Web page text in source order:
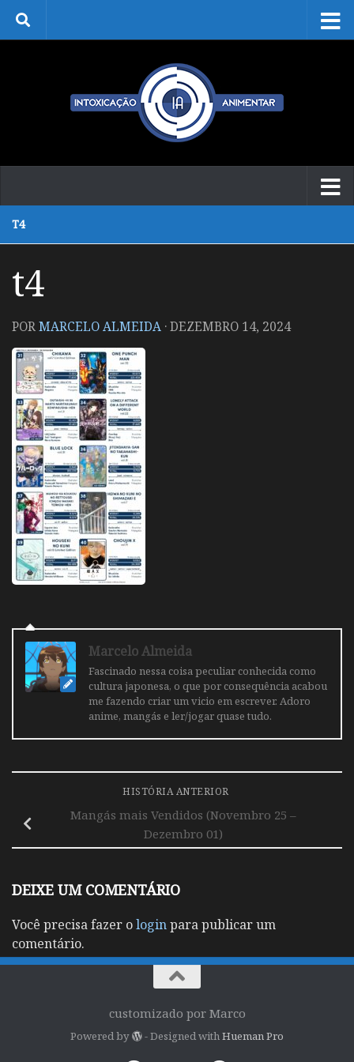
Skip to content
T4
t4
PORMARCELO ALMEIDA ·DEZEMBRO 14, 2024
Marcelo Almeida
Fascinado nessa coisa peculiar conhecida como
cultura japonesa, o que por consequência acabou
me fazendo criar um vicio em escrever. Adoro
anime, mangás e ler/jogar quase tudo.
HISTÓRIA ANTERIOR
Mangás mais Vendidos (Novembro 25 –
Dezembro 01)
DEIXE UM COMENTÁRIO
Você precisa fazer ologinpara publicar um
comentário.
customizado por Marco
Powered by - Designed with Hueman Pro